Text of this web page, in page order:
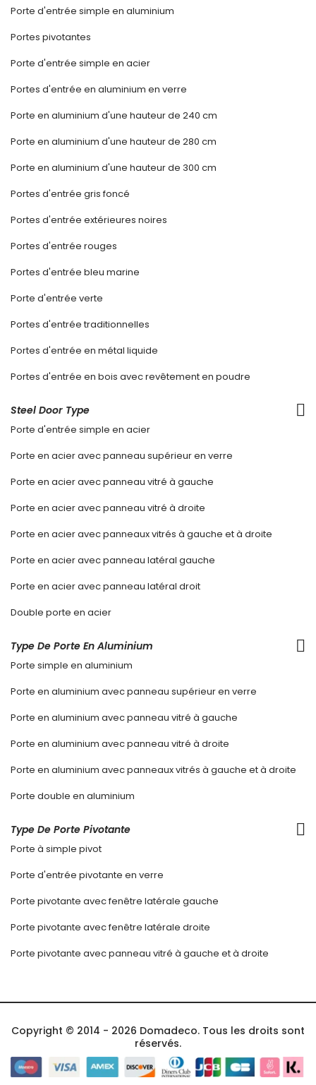
Porte d'entrée simple en aluminium
Portes pivotantes
Porte d'entrée simple en acier
Portes d'entrée en aluminium en verre
Porte en aluminium d'une hauteur de 240 cm
Porte en aluminium d'une hauteur de 280 cm
Porte en aluminium d'une hauteur de 300 cm
Portes d'entrée gris foncé
Portes d'entrée extérieures noires
Portes d'entrée rouges
Portes d'entrée bleu marine
Porte d'entrée verte
Portes d'entrée traditionnelles
Portes d'entrée en métal liquide
Portes d'entrée en bois avec revêtement en poudre
Steel Door Type
Porte d'entrée simple en acier
Porte en acier avec panneau supérieur en verre
Porte en acier avec panneau vitré à gauche
Porte en acier avec panneau vitré à droite
Porte en acier avec panneaux vitrés à gauche et à droite
Porte en acier avec panneau latéral gauche
Porte en acier avec panneau latéral droit
Double porte en acier
Type De Porte En Aluminium
Porte simple en aluminium
Porte en aluminium avec panneau supérieur en verre
Porte en aluminium avec panneau vitré à gauche
Porte en aluminium avec panneau vitré à droite
Porte en aluminium avec panneaux vitrés à gauche et à droite
Porte double en aluminium
Type De Porte Pivotante
Porte à simple pivot
Porte d'entrée pivotante en verre
Porte pivotante avec fenêtre latérale gauche
Porte pivotante avec fenêtre latérale droite
Porte pivotante avec panneau vitré à gauche et à droite
Copyright © 2014 - 2026 Domadeco. Tous les droits sont
réservés.